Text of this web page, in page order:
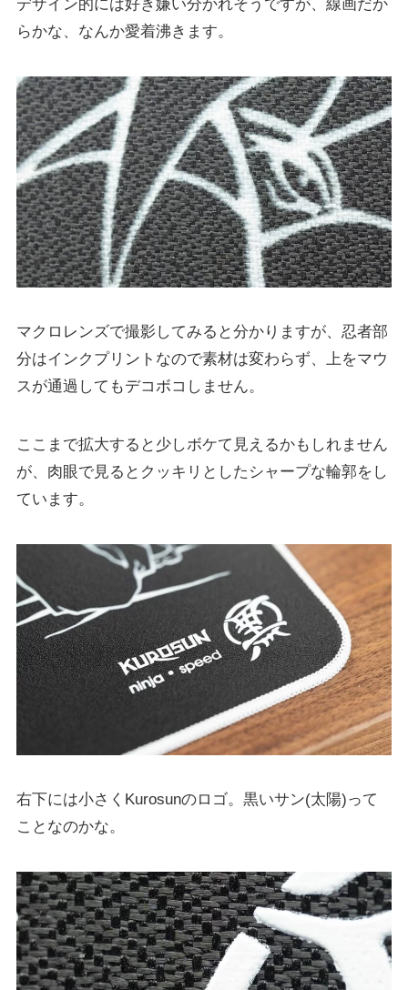
デザイン的には好き嫌い分かれそうですが、線画だか
らかな、なんか愛着沸きます。
マクロレンズで撮影してみると分かりますが、忍者部
分はインクプリントなので素材は変わらず、上をマウ
スが通過してもデコボコしません。
ここまで拡大すると少しボケて見えるかもしれません
が、肉眼で見るとクッキリとしたシャープな輪郭をし
ています。
右下には小さくKurosunのロゴ。黒いサン(太陽)って
ことなのかな。